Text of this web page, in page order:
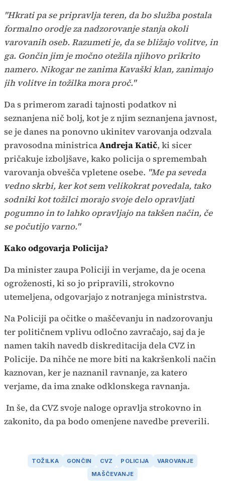
"Hkrati pa se pripravlja teren, da bo služba postala
formalno orodje za nadzorovanje stanja okoli
varovanih oseb. Razumeti je, da se bližajo volitve, in
ga. Gončin jim je močno otežila njihovo prikrito
namero. Nikogar ne zanima Kavaški klan, zanimajo
jih volitve in tožilka mora proč."
Da s primerom zaradi tajnosti podatkov ni
seznanjena nič bolj, kot je z njim seznanjena javnost,
se je danes na ponovno ukinitev varovanja odzvala
pravosodna ministricaAndreja Katič, ki sicer
pričakuje izboljšave, kako policija o spremembah
varovanja obvešča vpletene osebe. "Me pa seveda
vedno skrbi, ker kot sem velikokrat povedala, tako
sodniki kot tožilci morajo svoje delo opravljati
pogumno in to lahko opravljajo na takšen način, če
se počutijo varno."
Kako odgovarja Policija?
Da minister zaupa Policiji in verjame, da je ocena
ogroženosti, ki so jo pripravili, strokovno
utemeljena, odgovarjajo z notranjega ministrstva.
Na Policiji pa očitke o maščevanju in nadzorovanju
ter političnem vplivu odločno zavračajo, saj da je
namen takih navedb diskreditacija dela CVZ in
Policije. Da nihče ne more biti na kakršenkoli način
kaznovan, ker je naznanil ravnanje, za katero
verjame, da ima znake odklonskega ravnanja.
In še, da CVZ svoje naloge opravlja strokovno in
zakonito, da pa bodo omenjene navedbe preverili.
TOŽILKA GONČIN CVZ POLICIJA
VAROVANJE
MAŠČEVANJE